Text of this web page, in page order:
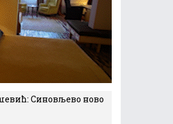
Синовљево ново